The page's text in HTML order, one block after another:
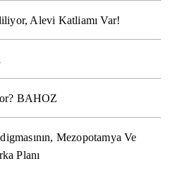
Alevi Katliamı Var!
BAHOZ
Mezopotamya Ve
Planı